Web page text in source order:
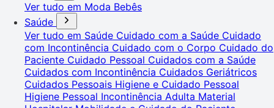
Ver tudo em Moda Bebês
Saúde
Ver tudo em Saúde Cuidado com a Saúde Cuidado
com Incontinência Cuidado com o Corpo Cuidado do
Paciente Cuidado Pessoal Cuidados com a Saúde
Cuidados com Incontinência Cuidados Geriátricos
Cuidados Pessoais Higiene e Cuidado Pessoal
Higiene Pessoal Incontinência Adulta Material